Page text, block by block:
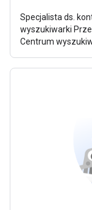
Specjalista ds.
wyszukiwarki
Centrum